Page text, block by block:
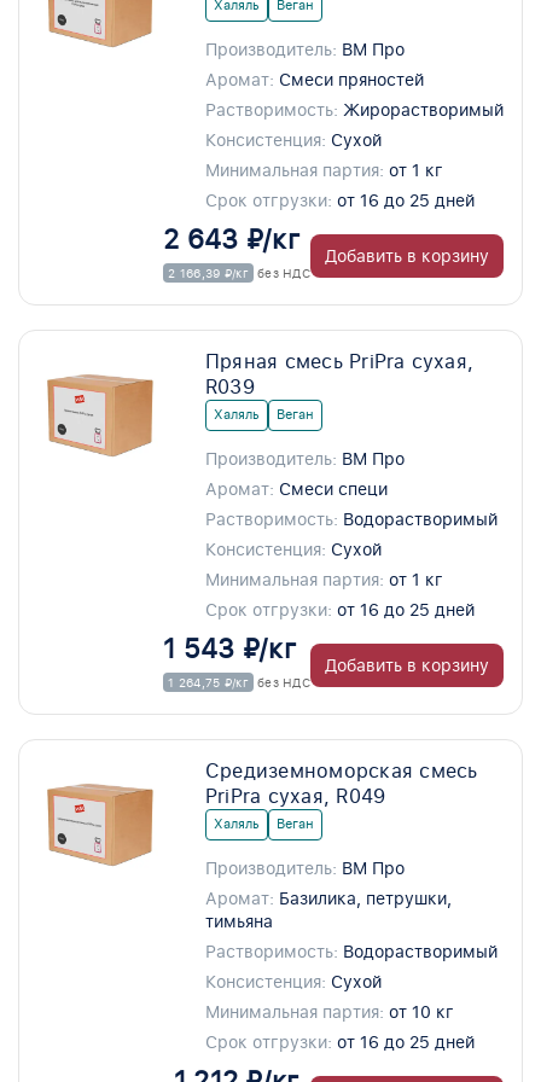
Халяль Веган
Производитель: ВМ Про
Аромат: Смеси пряностей
Растворимость: Жирорастворимый
Консистенция: Сухой
Минимальная партия: от 1 кг
Срок отгрузки: от 16 до 25 дней
2 643 ₽/кг
2 166,39 ₽/кг без НДС
Добавить в корзину
Пряная смесь PriPra сухая,
R039
Халяль Веган
Производитель: ВМ Про
Аромат: Смеси специ
Растворимость: Водорастворимый
Консистенция: Сухой
Минимальная партия: от 1 кг
Срок отгрузки: от 16 до 25 дней
1 543 ₽/кг
1 264,75 ₽/кг без НДС
Добавить в корзину
Средиземноморская смесь
PriPra сухая, R049
Халяль Веган
Производитель: ВМ Про
Аромат: Базилика, петрушки,
тимьяна
Растворимость: Водорастворимый
Консистенция: Сухой
Минимальная партия: от 10 кг
Срок отгрузки: от 16 до 25 дней